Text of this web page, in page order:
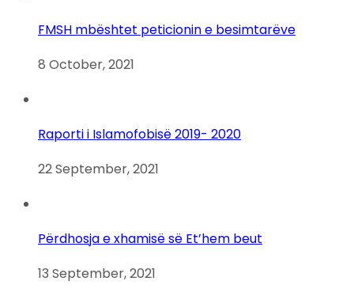
FMSH mbështet peticionin e besimtarëve
8 October, 2021
Raporti i Islamofobisë 2019- 2020
22 September, 2021
Përdhosja e xhamisë së Et’hem beut
13 September, 2021